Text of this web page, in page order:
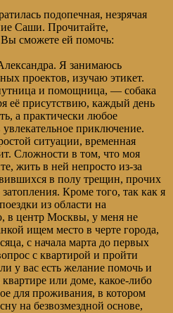
подопечная, незрячая
Саши. Прочитайте,
сможете ей помочь:
Я занимаюсь
проектов, изучаю этикет.
и помощница, — собака
её присутствию, каждый день
а практически любое
приключение.
ситуации, временная
Сложности в том, что моя
жить в ней непросто из-за
в полу трещин, прочих
Кроме того, так как я
из области на
в центр Москвы, у меня не
ищем место в черте города,
с начала марта до первых
с квартирой и пройти
у вас есть желание помочь и
или доме, какое-либо
для проживания, в котором
на безвозмездной основе,